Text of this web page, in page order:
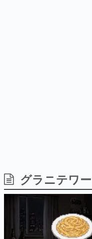
日本のモバ
ルを網羅す
解説を掲載
若ゲの
『うつヌケ
一先生によ
グラニテワ